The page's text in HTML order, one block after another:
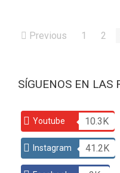
Previous 1 2
SÍGUENOS EN LAS
Youtube 10.3K
Instagram 41.2K